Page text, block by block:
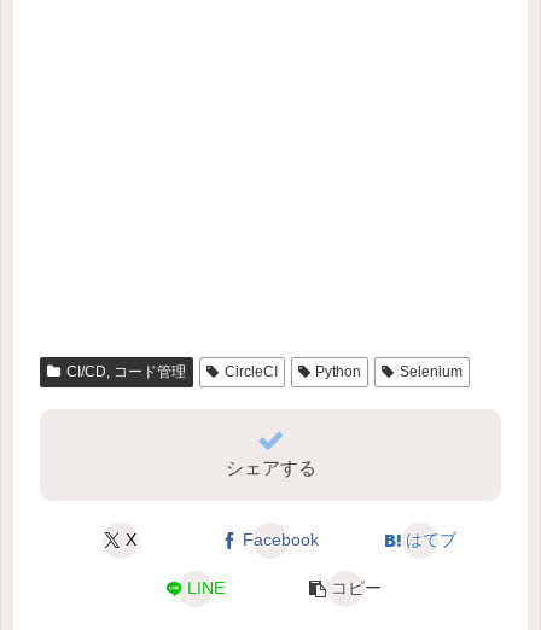
CI/CD, コード管理 CircleCI Python Selenium
シェアする
X Facebook はてブ
LINE コピー